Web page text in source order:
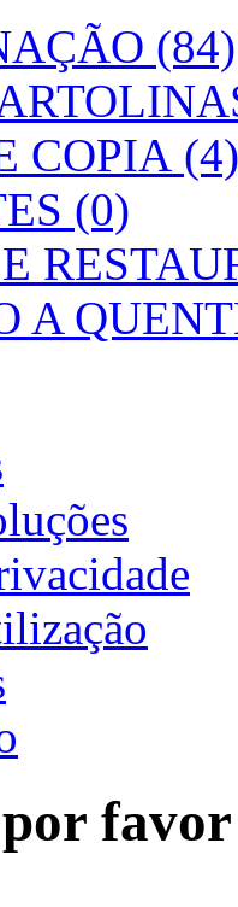
(84)
COPIA (4)
(0)
A
favor